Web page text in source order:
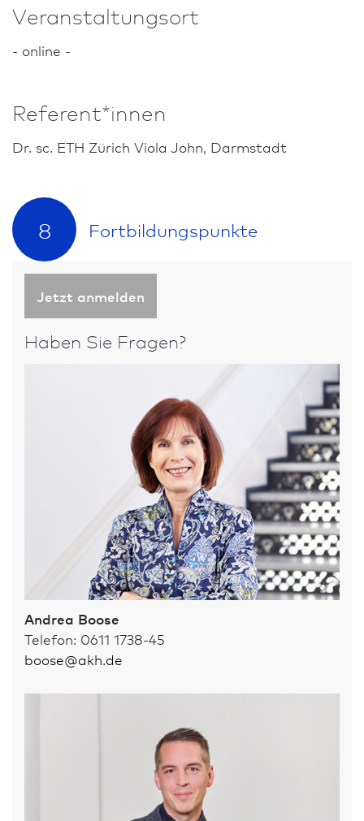
Veranstaltungsort
- online -
Referent*innen
Dr. sc. ETH Zürich Viola John, Darm­stadt
8 Fort­bildungs­punkte
Jetzt anmelden
Haben Sie Fragen?
Andrea Boose
Telefon: 0611 1738-45
boose@akh.de